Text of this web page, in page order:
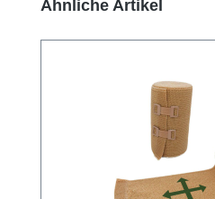
Ähnliche Artikel